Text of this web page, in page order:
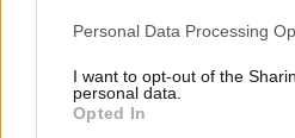
Please note that this website/app
not limited to your visit or usage
grant or deny consent to Google
use your data for below specified
Personal Data Processing
I want to opt-out of the
personal data.
Opted In